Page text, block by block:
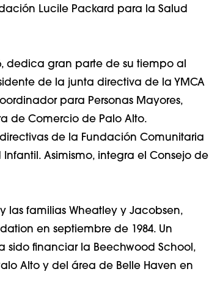
Lucile Packard para la Salud
dedica gran parte de su tiempo al
de la junta directiva de la YMCA
para Personas Mayores,
de Comercio de Palo Alto.
de la Fundación Comunitaria
Asimismo, integra el Consejo de
las familias Wheatley y Jacobsen,
en septiembre de 1984. Un
financiar la Beechwood School,
Alto y del área de Belle Haven en